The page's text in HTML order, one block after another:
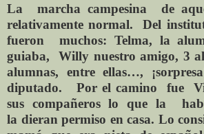
La marcha campesina de
relativamente normal.
Del
fueron
muchos: Telma, la
guiaba,
Willy nuestro amigo, 3
alumnas,
entre ellas…,
diputado.
Por el camino fue
sus compañeros lo que la
la dieran permiso en casa. Lo